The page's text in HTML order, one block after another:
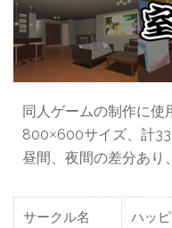
同人ゲームの制作に使
800×600サイズ、計33
昼間、夜間の差分あり
サークル名 ハッ